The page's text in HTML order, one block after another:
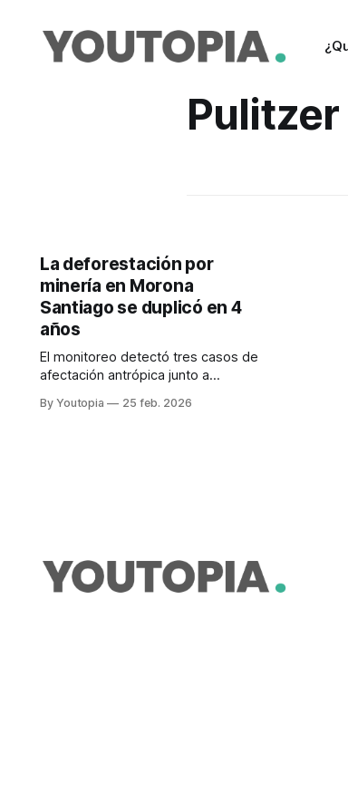
La deforestación por
minería en Morona
Santiago se duplicó en 4
años
El monitoreo detectó tres casos de
afectación antrópica junto a
La construcción de vías es un
By Youtopia 25 feb. 2026